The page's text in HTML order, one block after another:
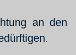
an den